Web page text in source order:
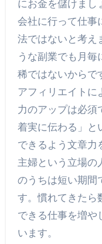
にお金を儲けまし
会社に行って仕事
法ではないと考え
うな副業でも月毎
稀ではないからで
アフィリエイトに
力のアップは必須
着実に伝わる」と
できるよう文章力
主婦という立場の
のうちは短い期間
す。慣れてきたら
できる仕事を増や
います。